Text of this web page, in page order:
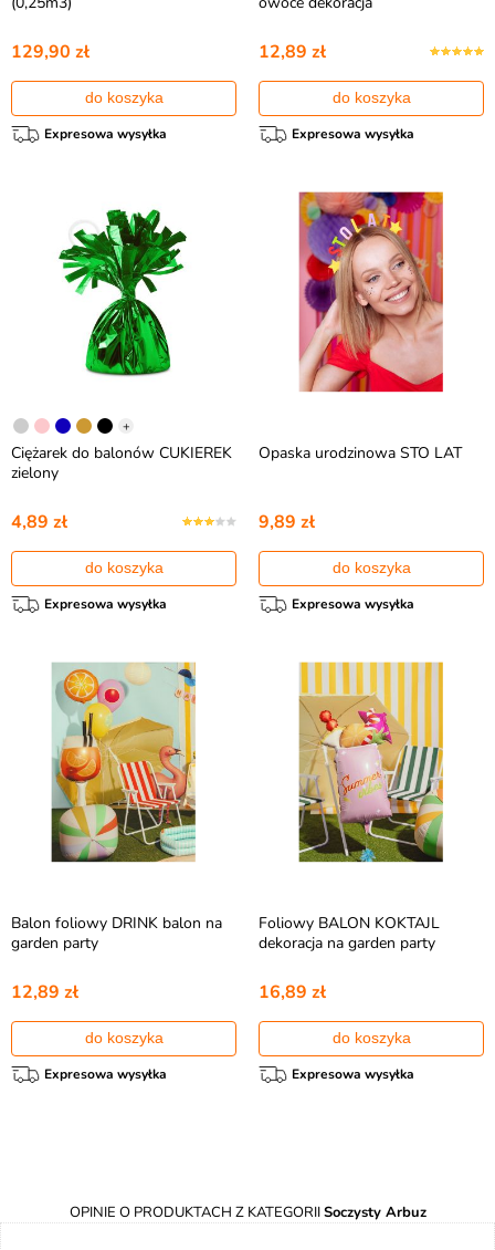
129,90 zł
do koszyka
Expresowa wysyłka
12,89 zł
do koszyka
Expresowa wysyłka
+
Ciężarek do balonów CUKIEREK
zielony
4,89 zł
do koszyka
Expresowa wysyłka
Opaska urodzinowa STO LAT
9,89 zł
do koszyka
Expresowa wysyłka
Balon foliowy DRINK balon na
garden party
12,89 zł
do koszyka
Expresowa wysyłka
Foliowy BALON KOKTAJL
dekoracja na garden party
16,89 zł
do koszyka
Expresowa wysyłka
OPINIE O PRODUKTACH Z KATEGORIISoczysty Arbuz